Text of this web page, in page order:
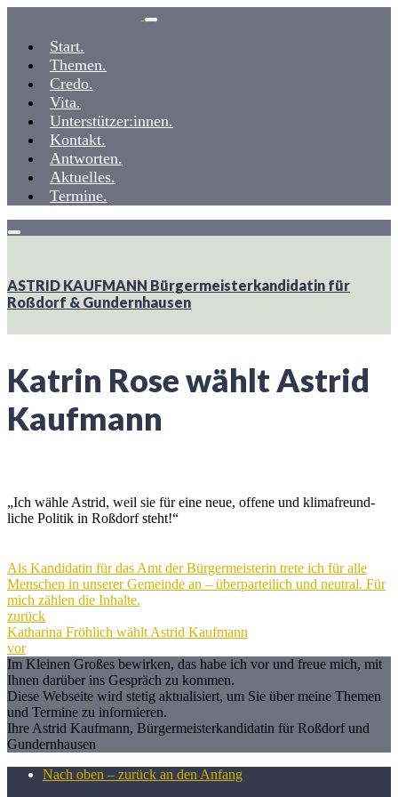
Inhalt
Start.
Themen.
Credo.
Vita.
Unterstützer:innen.
Kontakt.
Antworten.
Aktuelles.
Termine.
ASTRID KAUFMANN Bürgermeisterkandidatin ­­für
Roßdorf & Gundernhausen
Katrin Rose wählt Astrid
Kaufmann
„Ich wähle Astrid, weil sie für eine neue, offene und klima­freund­
liche Politik in Roßdorf steht!“
Als Kandidatin für das Amt der Bürgermeisterin trete ich für alle
Menschen in unserer Gemeinde an – überparteilich und neutral. Für
mich zählen die Inhalte.
zurück
Katharina Fröhlich wählt Astrid Kaufmann
vor
Im Kleinen Großes bewirken, das habe ich vor und freue mich, mit
Ihnen darüber ins Gespräch zu kommen.
Diese Webseite wird stetig aktualisiert, um Sie über meine Themen
und Termine zu informieren.
Ihre Astrid Kaufmann, Bürgermeisterkandidatin für Roßdorf und
Gundernhausen
Nach oben – zurück an den Anfang